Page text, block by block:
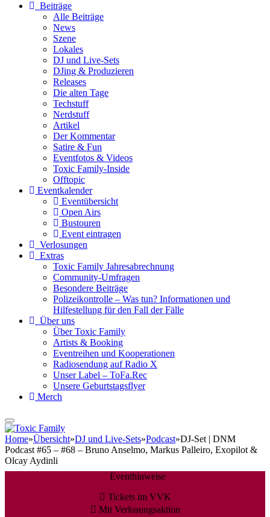
Beiträge
Alle Beiträge
News
Szene
Lokales
DJ und Live-Sets
DJing & Produzieren
Releases
Die alten Tage
Techstuff
Nerdstuff
Artikel
Der Kommentar
Satire & Fun
Eventfotos & Videos
Toxic Family-Inside
Offtopic
Eventkalender
Eventübersicht
Open Airs
Bustouren
Event eintragen
Verlosungen
Extras
Toxic Family Jahresabrechnung
Community-Umfragen
Besondere Beiträge
Polizeikontrolle – Was tun? Informationen und
Hilfestellung für den Fall der Fälle
Über uns
Über Toxic Family
Artists & Booking
Eventreihen und Kooperationen
Radiosendung auf Radio X
Unser Label – ToFa.Rec
Unsere Geburtstagsflyer
Merch
Home»Übersicht»DJ und Live-Sets»Podcast»DJ-Set | DNM
Podcast #65 – #68 – Bruno Anselmo, Markus Palleiro, Exopilot &
Olcay Aydinli
Eventhinweise
Tickets im VVK
Mit Verlosungsaktion